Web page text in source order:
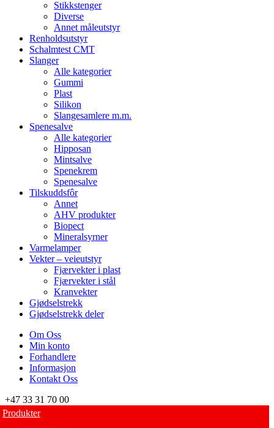
Stikkstenger
Diverse
Annet måleutstyr
Renholdsutstyr
Schalmtest CMT
Slanger
Alle kategorier
Gummi
Plast
Silikon
Slangesamlere m.m.
Spenesalve
Alle kategorier
Hipposan
Mintsalve
Spenekrem
Spenesalve
Tilskuddsfôr
Annet
AHV produkter
Biopect
Mineralsyrner
Varmelamper
Vekter – veieutstyr
Fjærvekter i plast
Fjærvekter i stål
Kranvekter
Gjødselstrekk
Gjødselstrekk deler
Om Oss
Min konto
Forhandlere
Informasjon
Kontakt Oss
+47 33 31 70 00
Produkter